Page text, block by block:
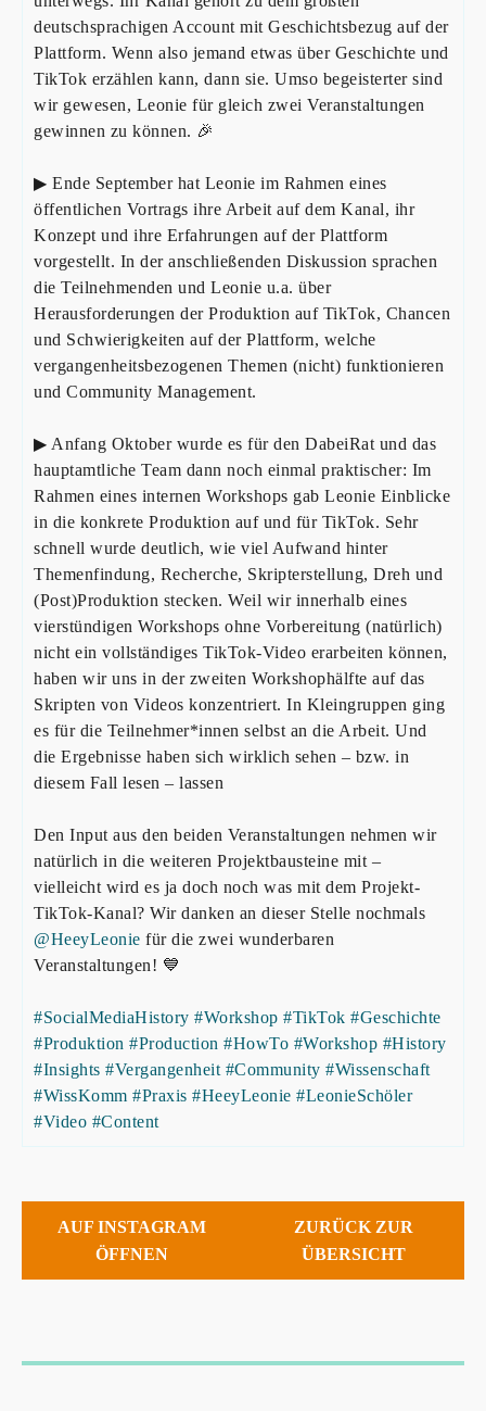
deutschsprachigen Account mit Geschichtsbezug auf der
Plattform. Wenn also jemand etwas über Geschichte und
TikTok erzählen kann, dann sie. Umso begeisterter sind
wir gewesen, Leonie für gleich zwei Veranstaltungen
gewinnen zu können. 🎉
▶ Ende September hat Leonie im Rahmen eines
öffentlichen Vortrags ihre Arbeit auf dem Kanal, ihr
Konzept und ihre Erfahrungen auf der Plattform
vorgestellt. In der anschließenden Diskussion sprachen
die Teilnehmenden und Leonie u.a. über
Herausforderungen der Produktion auf TikTok, Chancen
und Schwierigkeiten auf der Plattform, welche
vergangenheitsbezogenen Themen (nicht) funktionieren
und Community Management.
▶ Anfang Oktober wurde es für den DabeiRat und das
hauptamtliche Team dann noch einmal praktischer: Im
Rahmen eines internen Workshops gab Leonie Einblicke
in die konkrete Produktion auf und für TikTok. Sehr
schnell wurde deutlich, wie viel Aufwand hinter
Themenfindung, Recherche, Skripterstellung, Dreh und
(Post)Produktion stecken. Weil wir innerhalb eines
vierstündigen Workshops ohne Vorbereitung (natürlich)
nicht ein vollständiges TikTok-Video erarbeiten können,
haben wir uns in der zweiten Workshophälfte auf das
Skripten von Videos konzentriert. In Kleingruppen ging
es für die Teilnehmer*innen selbst an die Arbeit. Und
die Ergebnisse haben sich wirklich sehen – bzw. in
diesem Fall lesen – lassen
Den Input aus den beiden Veranstaltungen nehmen wir
natürlich in die weiteren Projektbausteine mit –
vielleicht wird es ja doch noch was mit dem Projekt-
TikTok-Kanal? Wir danken an dieser Stelle nochmals
@HeeyLeonie für die zwei wunderbaren
Veranstaltungen! 💙
#SocialMediaHistory #Workshop #TikTok #Geschichte
#Produktion #Production #HowTo #Workshop #History
#Insights #Vergangenheit #Community #Wissenschaft
#WissKomm #Praxis #HeeyLeonie #LeonieSchöler
#Video #Content
AUF INSTAGRAM
ÖFFNEN
ZURÜCK ZUR
ÜBERSICHT